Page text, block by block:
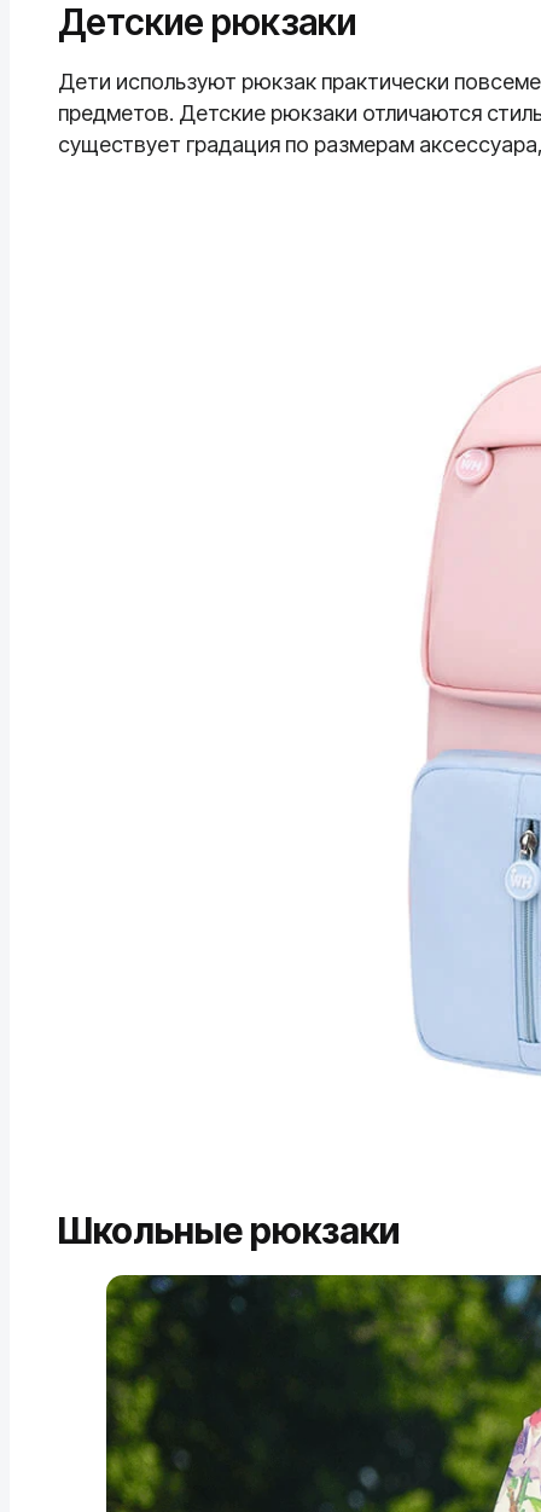
Детские рюкзаки
Дети используют рюкзак практически
предметов. Детские рюкзаки отличаются
существует градация по размерам
Школьные рюкзаки